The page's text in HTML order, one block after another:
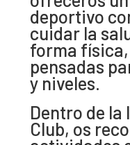
deportivo
cuidar la
forma
pensadas
y niveles.
Dentro de la
Club, os